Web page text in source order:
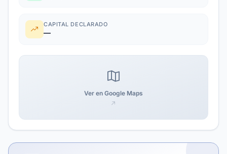
CAPITAL DECLARADO
—
Ver en Google Maps